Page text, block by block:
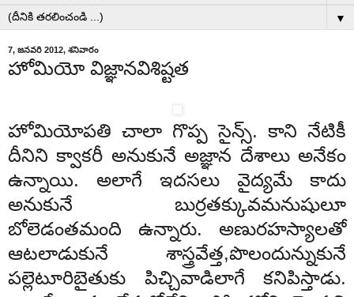
▼
7, జనవరి 2012, శనివారం
హోమియో విజ్ఞానవిశిష్టత
హోమియోపతి చాలా గొప్ప సైన్స్. కాని నేటికీ
దీనిని క్వాకరీ అనుకునే అజ్ఞాన దేశాలు అనేకం
ఉన్నాయి. అలాగే ఇదసలు వైద్యమే కాదు
అనుకునే బుర్రతక్కువమనుషులూ
బోలెడంతమంది ఉన్నారు. అణురహస్యాలతో
ఆటలాడుకునే శాస్త్రవేత్త,పొలందున్నుకునే
పల్లెటూరిబైతుకు పిచ్చివాడిలాగే కనిపిస్తాడు.